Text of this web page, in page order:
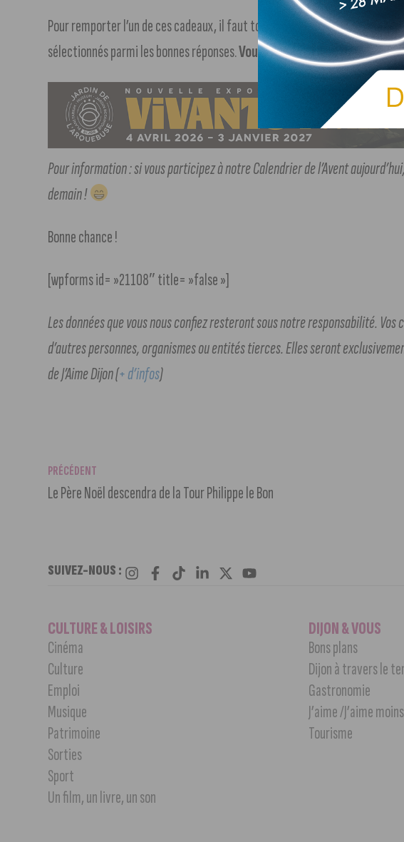
Pour remporter l’un de ces cadeaux, il faut tout simplement remplir ce
sélectionnés parmi les bonnes réponses.Vous avez jusqu’à ce jour 20h
Pour information : si vous participez à notre Calendrier de l’Avent
demain !
Bonne chance !
[wpforms id= »21108″ title= »false »]
Les données que vous nous confiez resteront sous notre responsabilité. Vos
d’autres personnes, organismes ou entités tierces. Elles seront
de J’Aime Dijon (+ d’infos)
PRÉCÉDENT
Le Père Noël descendra de la Tour Philippe le Bon
SUIVEZ-NOUS :
CULTURE & LOISIRS
Cinéma
Culture
Emploi
Musique
Patrimoine
Sorties
Sport
Un film, un livre, un son
DIJON & VOUS
Bons plans
Dijon à travers le
Gastronomie
J’aime /J’aime moins
Tourisme